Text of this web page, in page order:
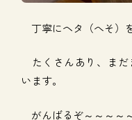
丁寧にヘタ（へそ）
たくさんあり、まだ
います。
がんばるぞ～～～～